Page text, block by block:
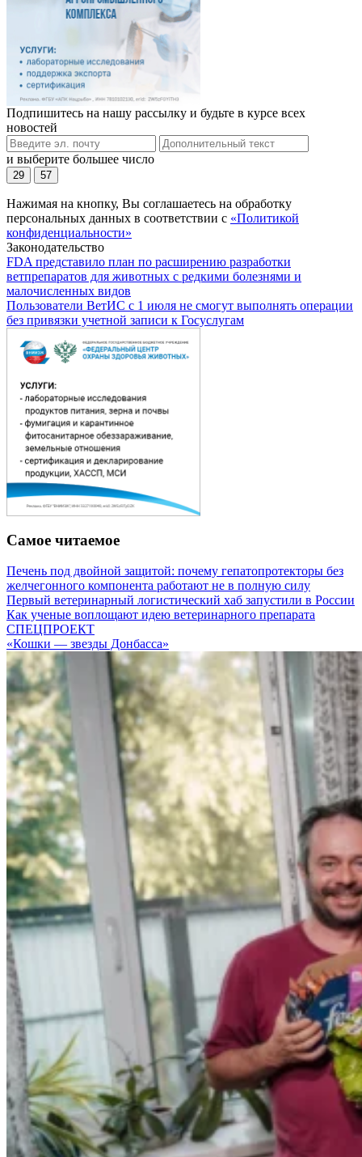
Подпишитесь на нашу рассылку и будьте в курсе всех
новостей
и выберите большее число
29 57
Нажимая на кнопку, Вы соглашаетесь на обработку
персональных данных в соответствии с «Политикой
конфиденциальности»
Законодательство
FDA представило план по расширению разработки
ветпрепаратов для животных с редкими болезнями и
малочисленных видов
Пользователи ВетИС с 1 июля не смогут выполнять операции
без привязки учетной записи к Госуслугам
Самое читаемое
Печень под двойной защитой: почему гепатопротекторы без
желчегонного компонента работают не в полную силу
Первый ветеринарный логистический хаб запустили в России
Как ученые воплощают идею ветеринарного препарата
СПЕЦПРОЕКТ
«Кошки — звезды Донбасса»